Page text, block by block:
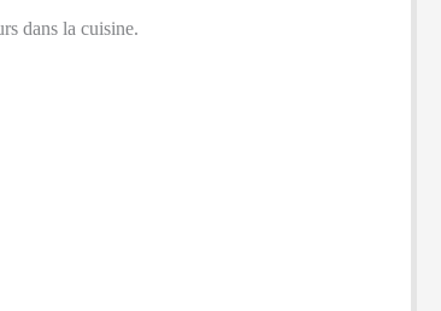
dans la cuisine.